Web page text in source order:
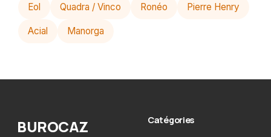
Eol Quadra / Vinco Ronéo Pierre Henry
Acial Manorga
BUROCAZ Catégories